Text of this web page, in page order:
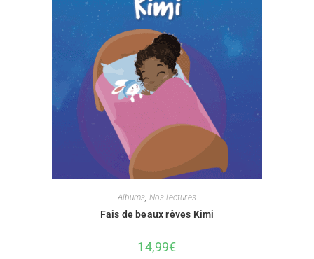
Albums, Nos lectures
Fais de beaux rêves Kimi
14,99€